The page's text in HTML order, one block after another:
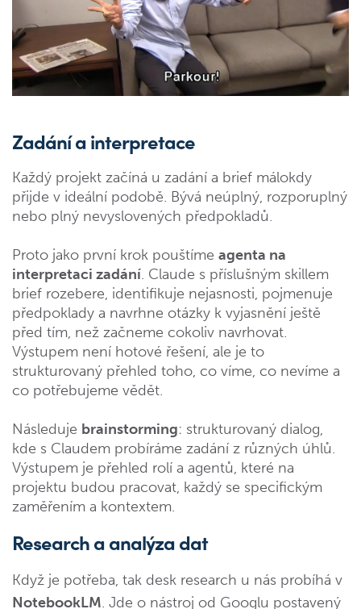
Zadání a interpretace
Každý projekt začíná u zadání a brief málokdy
přijde v ideální podobě. Bývá neúplný, rozporuplný
nebo plný nevyslovených předpokladů.
Proto jako první krok pouštíme agenta na
interpretaci zadání. Claude s příslušným skillem
brief rozebere, identifikuje nejasnosti, pojmenuje
předpoklady a navrhne otázky k vyjasnění ještě
před tím, než začneme cokoliv navrhovat.
Výstupem není hotové řešení, ale je to
strukturovaný přehled toho, co víme, co nevíme a
co potřebujeme vědět.
Následuje brainstorming: strukturovaný dialog,
kde s Claudem probíráme zadání z různých úhlů.
Výstupem je přehled rolí a agentů, které na
projektu budou pracovat, každý se specifickým
zaměřením a kontextem.
Research a analýza dat
Když je potřeba, tak desk research u nás probíhá v
NotebookLM. Jde o nástroj od Googlu postavený